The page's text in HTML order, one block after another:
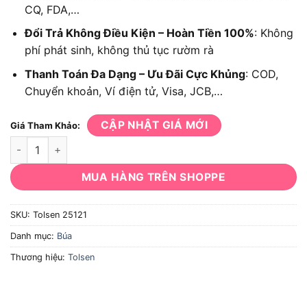
CQ, FDA,…
Đổi Trả Không Điều Kiện – Hoàn Tiền 100%: Không
phí phát sinh, không thủ tục rườm rà
Thanh Toán Đa Dạng – Ưu Đãi Cực Khủng: COD,
Chuyển khoản, Ví điện tử, Visa, JCB,…
Giá Tham Khảo: CẬP NHẬT GIÁ MỚI
Búa gò Tolsen 25121 số lượng
MUA HÀNG TRÊN SHOPPE
SKU: Tolsen 25121
Danh mục: Búa
Thương hiệu: Tolsen